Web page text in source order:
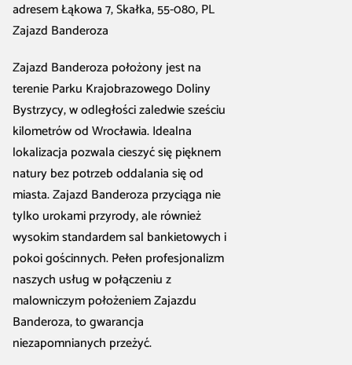
adresem Łąkowa 7, Skałka, 55-080, PL
Zajazd Banderoza
Zajazd Banderoza położony jest na
terenie Parku Krajobrazowego Doliny
Bystrzycy, w odległości zaledwie sześciu
kilometrów od Wrocławia. Idealna
lokalizacja pozwala cieszyć się pięknem
natury bez potrzeb oddalania się od
miasta. Zajazd Banderoza przyciąga nie
tylko urokami przyrody, ale również
wysokim standardem sal bankietowych i
pokoi gościnnych. Pełen profesjonalizm
naszych usług w połączeniu z
malowniczym położeniem Zajazdu
Banderoza, to gwarancja
niezapomnianych przeżyć.